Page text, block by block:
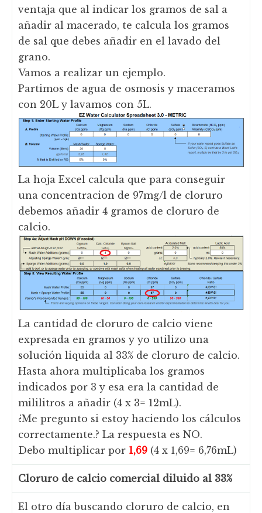
ventaja que al indicar los gramos de sal a
añadir al macerado, te calcula los gramos
de sal que debes añadir en el lavado del
grano.
Vamos a realizar un ejemplo.
Partimos de agua de osmosis y maceramos
con 20L y lavamos con 5L.
La hoja Excel calcula que para conseguir
una concentracion de 97mg/l de cloruro
debemos añadir 4 gramos de cloruro de
calcio.
La cantidad de cloruro de calcio viene
expresada en gramos y yo utilizo una
solución liquida al 33% de cloruro de calcio.
Hasta ahora multiplicaba los gramos
indicados por 3 y esa era la cantidad de
mililitros a añadir (4 x 3= 12mL).
¿Me pregunto si estoy haciendo los cálculos
correctamente.? La respuesta es NO.
Debo multiplicar por 1,69 (4 x 1,69= 6,76mL)
Cloruro de calcio comercial diluido al 33%
El otro día buscando cloruro de calcio, en